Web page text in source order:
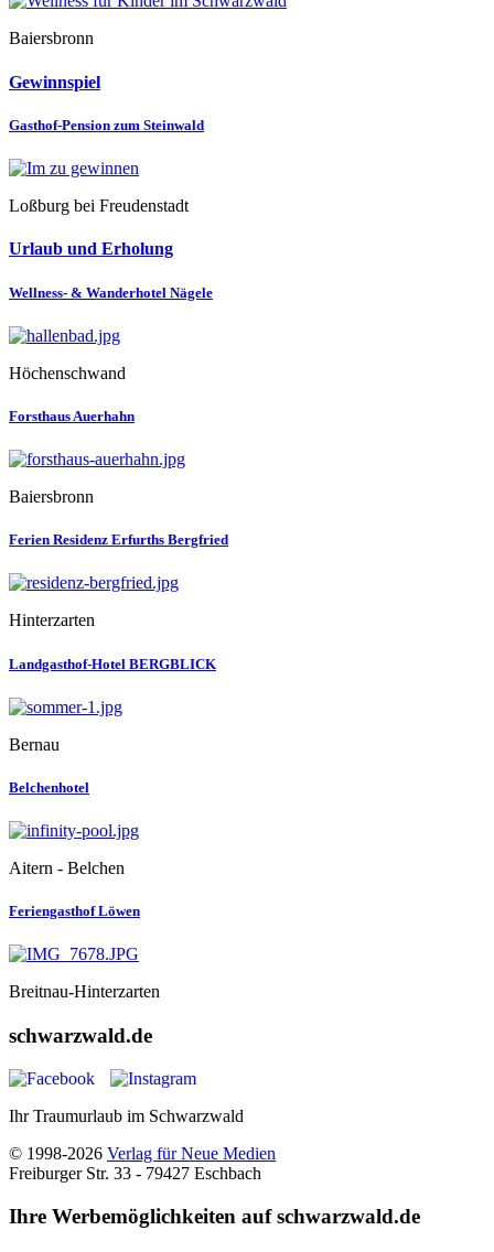
Baiersbronn
Gewinnspiel
Gasthof-Pension zum Steinwald
Loßburg bei Freudenstadt
Urlaub und Erholung
Wellness- & Wanderhotel Nägele
Höchenschwand
Forsthaus Auerhahn
Baiersbronn
Ferien Residenz Erfurths Bergfried
Hinterzarten
Landgasthof-Hotel BERGBLICK
Bernau
Belchenhotel
Aitern - Belchen
Feriengasthof Löwen
Breitnau-Hinterzarten
schwarzwald.de
Ihr Traumurlaub im Schwarzwald
© 1998-2026 Verlag für Neue Medien
Freiburger Str. 33 - 79427 Eschbach
Ihre Werbemöglichkeiten auf schwarzwald.de